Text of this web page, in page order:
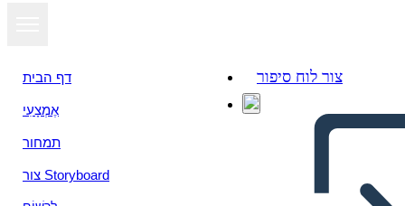
דף הבית
אֶמְצָעִי
תמחור
צור Storyboard
צור לוח סיפור